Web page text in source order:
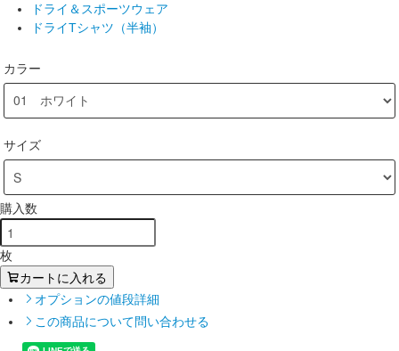
ドライ＆スポーツウェア
ドライTシャツ（半袖）
カラー
サイズ
購入数
枚
カートに入れる
オプションの値段詳細
この商品について問い合わせる